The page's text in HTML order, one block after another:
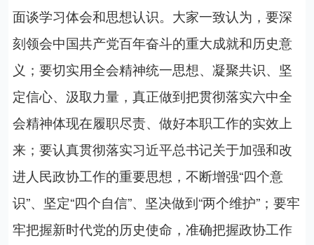
面谈学习体会和思想认识。大家一致认为，要深
刻领会中国共产党百年奋斗的重大成就和历史意
义；要切实用全会精神统一思想、凝聚共识、坚
定信心、汲取力量，真正做到把贯彻落实六中全
会精神体现在履职尽责、做好本职工作的实效上
来； 要认真贯彻落实习近平总书记关于加强和改
进人民政协工作的重要思想，不断增强“四个意
识”、坚定“四个自信”、坚决做到“两个维护”；要牢
牢把握新时代党的历史使命，准确把握政协工作